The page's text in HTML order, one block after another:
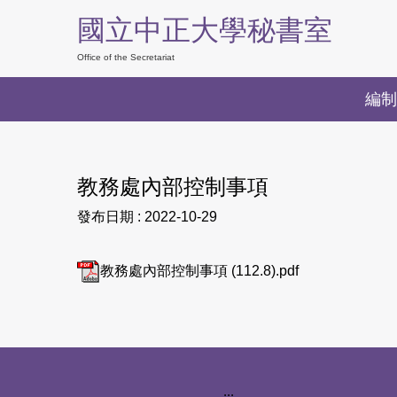
要
容
國立中正大學秘書室
Office of the Secretariat
編制
教務處內部控制事項
發布日期 : 2022-10-29
教務處內部控制事項 (112.8).pdf